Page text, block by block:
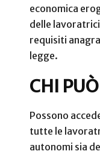
economica
delle
requisiti
legge.
CHI
Possono
tutte le
autonomi sia